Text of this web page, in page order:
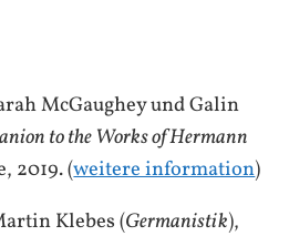
McGaughey und Galin
to the Works of Hermann
2019. (weitere information)
Klebes (Germanistik),